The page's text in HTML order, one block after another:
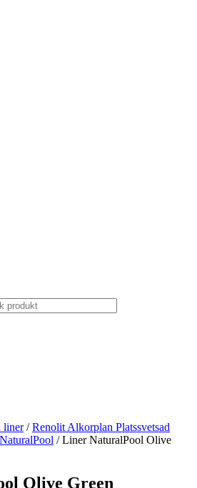
liner/Renolit Alkorplan Platssvetsad
/ Liner NaturalPool Olive
Olive Green